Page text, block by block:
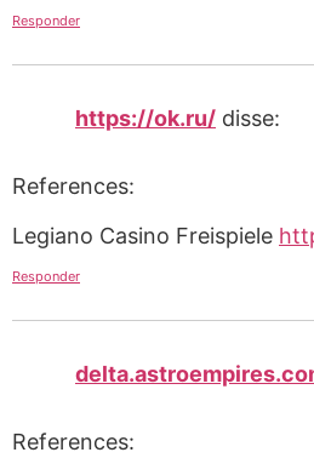
Responder
https://ok.ru/ disse:
References:
Legiano Casino Freispiele
Responder
References: